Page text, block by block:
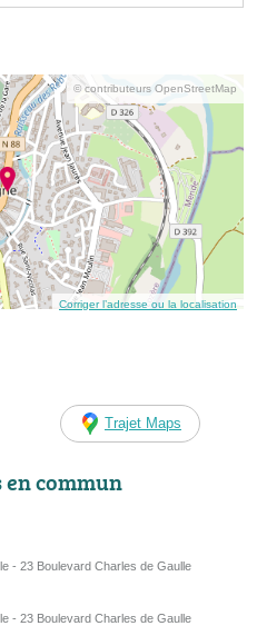
© contributeurs OpenStreetMap
Corriger l’adresse ou la localisation
Trajet Maps
commun
- 23 Boulevard Charles de Gaulle
- 23 Boulevard Charles de Gaulle